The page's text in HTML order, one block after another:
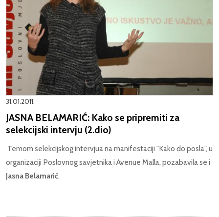
31.01.2011.
JASNA BELAMARIĆ: Kako se pripremiti za
selekcijski intervju (2.dio)
Temom selekcijskog intervjua na manifestaciji "Kako do posla", u
organizaciji Poslovnog savjetnika i Avenue Malla, pozabavila se i
Jasna Belamarić.